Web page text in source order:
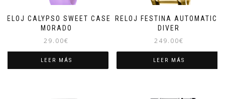
RELOJ CALYPSO SWEET CASE
MORADO
29.00€
LEER MÁS
RELOJ FESTINA AUTOMATICO
DIVER
249.00€
LEER MÁS